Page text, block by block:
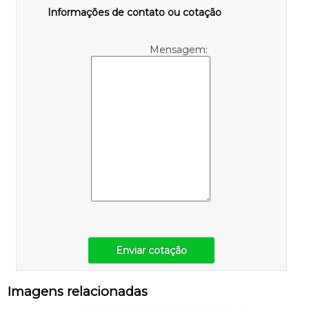
Informações de contato ou cotação
Mensagem:
Enviar cotação
Imagens relacionadas